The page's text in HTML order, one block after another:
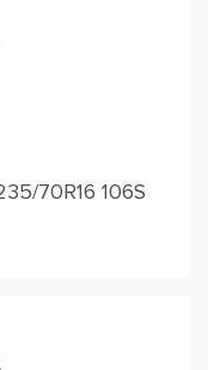
70R16 106S